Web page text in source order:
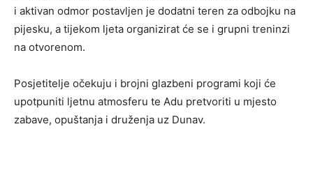
i aktivan odmor postavljen je dodatni teren za odbojku na
pijesku, a tijekom ljeta organizirat će se i grupni treninzi
na otvorenom.
Posjetitelje očekuju i brojni glazbeni programi koji će
upotpuniti ljetnu atmosferu te Adu pretvoriti u mjesto
zabave, opuštanja i druženja uz Dunav.